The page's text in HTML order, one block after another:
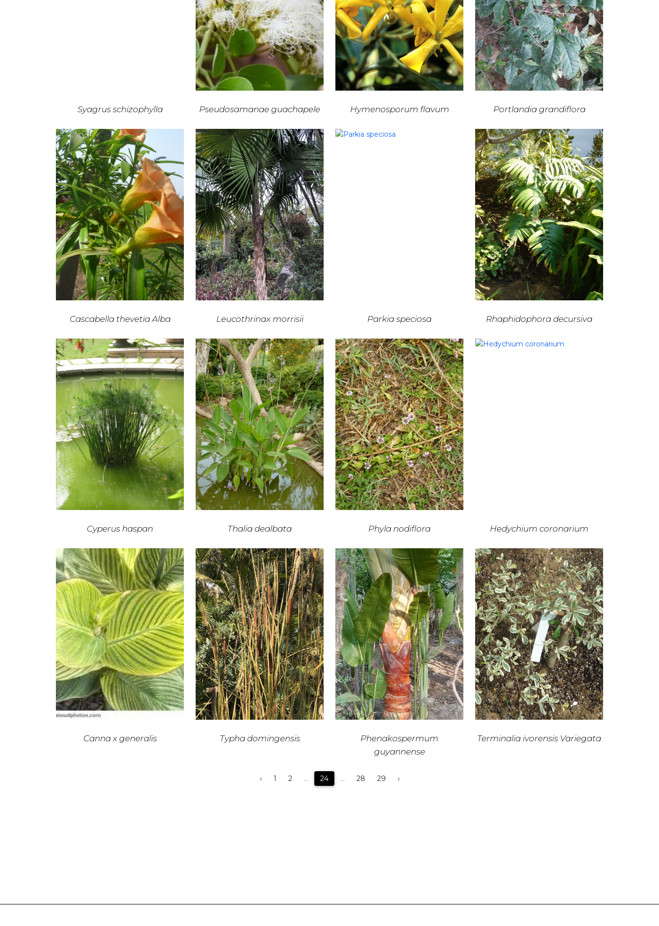
Syagrus schizophylla Pseudosamanae guachapele Hymenosporum flavum Portlandia grandiflora
Cascabella thevetia Alba Leucothrinax morrisii Parkia speciosa Rhaphidophora decursiva
Cyperus haspan Thalia dealbata Phyla nodiflora Hedychium coronarium
Canna x generalis Typha domingensis
Phenakospermum
guyannense
Terminalia ivorensis Variegata
‹ 1 2 ... 24 ... 28 29 ›